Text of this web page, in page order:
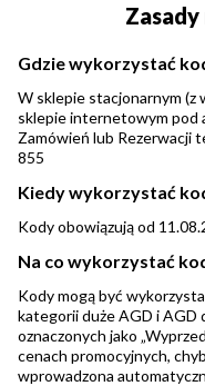
Gdzie wykorzystać
W sklepie stacjonarnym (z
sklepie internetowym pod
Zamówień lub Rezerwacji
855
Kiedy wykorzystać
Kody obowiązują od
Na co wykorzystać
Kody mogą być
kategorii duże AGD i AGD
oznaczonych jako
cenach promocyjnych,
wprowadzona